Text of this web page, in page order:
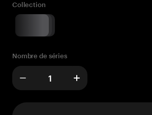
Collection
Nombre de séries